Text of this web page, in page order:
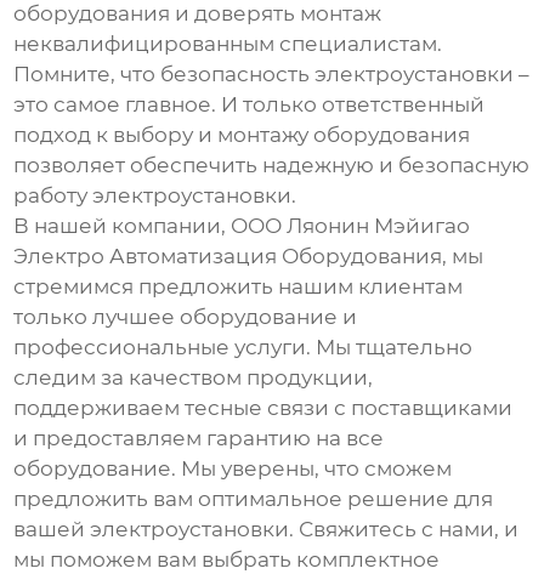
оборудования и доверять монтаж
неквалифицированным специалистам.
Помните, что безопасность электроустановки –
это самое главное. И только ответственный
подход к выбору и монтажу оборудования
позволяет обеспечить надежную и безопасную
работу электроустановки.
В нашей компании, ООО Ляонин Мэйигао
Электро Автоматизация Оборудования, мы
стремимся предложить нашим клиентам
только лучшее оборудование и
профессиональные услуги. Мы тщательно
следим за качеством продукции,
поддерживаем тесные связи с поставщиками
и предоставляем гарантию на все
оборудование. Мы уверены, что сможем
предложить вам оптимальное решение для
вашей электроустановки. Свяжитесь с нами, и
мы поможем вам выбрать комплектное